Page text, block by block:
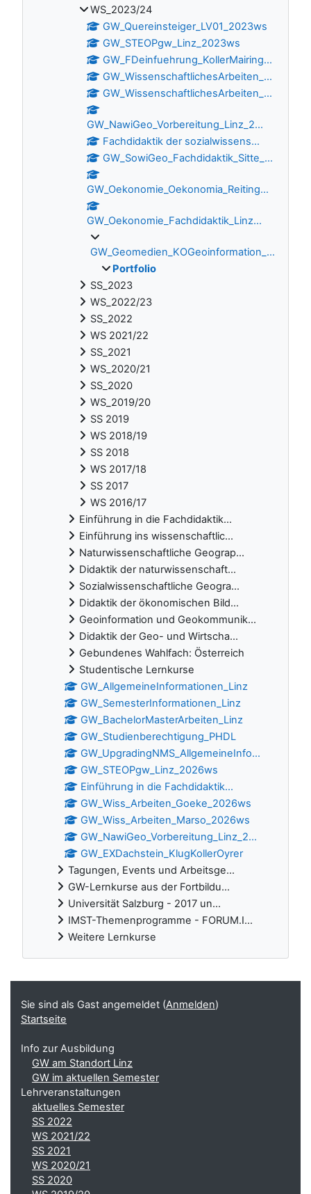
WS_2023/24
GW_Quereinsteiger_LV01_2023ws
GW_STEOPgw_Linz_2023ws
GW_FDeinfuehrung_KollerMairing...
GW_WissenschaftlichesArbeiten_...
GW_WissenschaftlichesArbeiten_...
GW_NawiGeo_Vorbereitung_Linz_2...
Fachdidaktik der sozialwissens...
GW_SowiGeo_Fachdidaktik_Sitte_...
GW_Oekonomie_Oekonomia_Reiting...
GW_Oekonomie_Fachdidaktik_Linz...
GW_Geomedien_KOGeoinformation_...
Portfolio
SS_2023
WS_2022/23
SS_2022
WS 2021/22
SS_2021
WS_2020/21
SS_2020
WS_2019/20
SS 2019
WS 2018/19
SS 2018
WS 2017/18
SS 2017
WS 2016/17
Einführung in die Fachdidaktik...
Einführung ins wissenschaftlic...
Naturwissenschaftliche Geograp...
Didaktik der naturwissenschaft...
Sozialwissenschaftliche Geogra...
Didaktik der ökonomischen Bild...
Geoinformation und Geokommunik...
Didaktik der Geo- und Wirtscha...
Gebundenes Wahlfach: Österreich
Studentische Lernkurse
GW_AllgemeineInformationen_Linz
GW_SemesterInformationen_Linz
GW_BachelorMasterArbeiten_Linz
GW_Studienberechtigung_PHDL
GW_UpgradingNMS_AllgemeineInfo...
GW_STEOPgw_Linz_2026ws
Einführung in die Fachdidaktik...
GW_Wiss_Arbeiten_Goeke_2026ws
GW_Wiss_Arbeiten_Marso_2026ws
GW_NawiGeo_Vorbereitung_Linz_2...
GW_EXDachstein_KlugKollerOyrer
Tagungen, Events und Arbeitsge...
GW-Lernkurse aus der Fortbildu...
Universität Salzburg - 2017 un...
IMST-Themenprogramme - FORUM.I...
Weitere Lernkurse
Ergänzungsblöcke
Sie sind als Gast angemeldet (Anmelden)
Startseite
Info zur Ausbildung
GW am Standort Linz
GW im aktuellen Semester
Lehrveranstaltungen
aktuelles Semester
SS 2022
WS 2021/22
SS 2021
WS 2020/21
SS 2020